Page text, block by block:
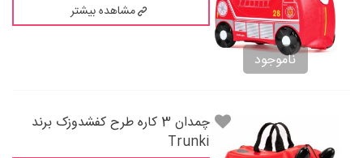
ناموجود
مشاهده بیشتر
چمدان 3 کاره طرح کفشدوزک برند
Trunki